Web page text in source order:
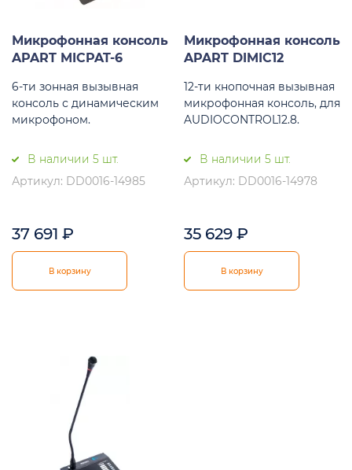
Микрофонная консоль
APART MICPAT-6
6-ти зонная вызывная
консоль с динамическим
микрофоном.
В наличии 5 шт.
Артикул: DD0016-14985
37 691 ₽
В корзину
Микрофонная консоль
APART DIMIC12
12-ти кнопочная вызывная
микрофонная консоль, для
AUDIOCONTROL12.8.
В наличии 5 шт.
Артикул: DD0016-14978
35 629 ₽
В корзину